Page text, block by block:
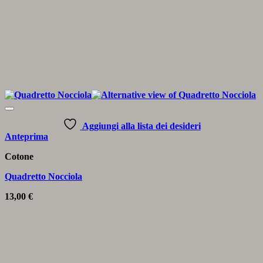
Aggiungi alla lista dei desideri
Anteprima
Cotone
Quadretto Nocciola
13,00 €